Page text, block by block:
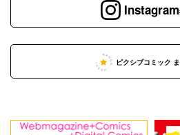
Instagram
ピクシブコミック